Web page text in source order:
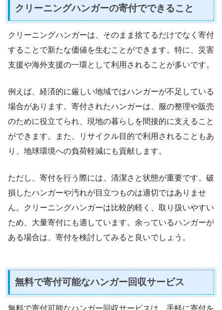
クリーニングハンガーの寄付でできること
クリーニングハンガーは、そのまま捨てるだけでなく寄付
することで新たな価値を生むことができます。特に、災害
支援や海外支援の一環として利用されることが多いです。
例えば、経済的に厳しい地域ではハンガーが不足している
場合があります。寄付されたハンガーは、服の整理や販売
のために役立てられ、現地の暮らしを間接的に支えること
ができます。また、リサイクル目的で利用されることもあ
り、地球環境への負荷軽減にも貢献します。
ただし、寄付を行う際には、清潔さと状態が重要です。破
損したハンガーや汚れが目立つものは適切ではありませ
ん。クリーニングハンガーは比較的軽く、取り扱いやすい
ため、大量寄付にも適しています。余っているハンガーが
ある場合は、寄付を検討してみると良いでしょう。
無料で寄付可能なハンガー回収サービス
無料で寄付可能なハンガー回収サービスは、手軽に寄付を